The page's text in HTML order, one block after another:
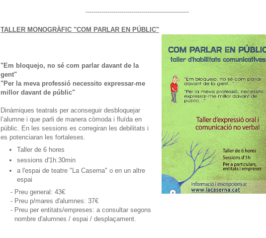
----------------------------------------------------
TALLER MONOGRÀFIC "COM PARLAR EN PÚBLIC"
"Em bloquejo, no sé com parlar davant de la
gent"
"Per la meva professió necessito expressar-me
millor davant de públic"
Dinàmiques teatrals per aconseguir desbloquejar
l’alumne i que parli de manera còmoda i fluïda en
públic. En les sessions es corregiran les debilitats i
es potenciaran les fortaleses.
Taller de 6 hores
sessions d'1h.30min
a l'espai de teatre "La Caserna" o en un altre
espai
- Preu general: 43€
- Preu p/mares d'alumnes: 37€
- Preu per entitats/empreses: a consultar segons
nombre d'alumnes / espai / desplaçament.